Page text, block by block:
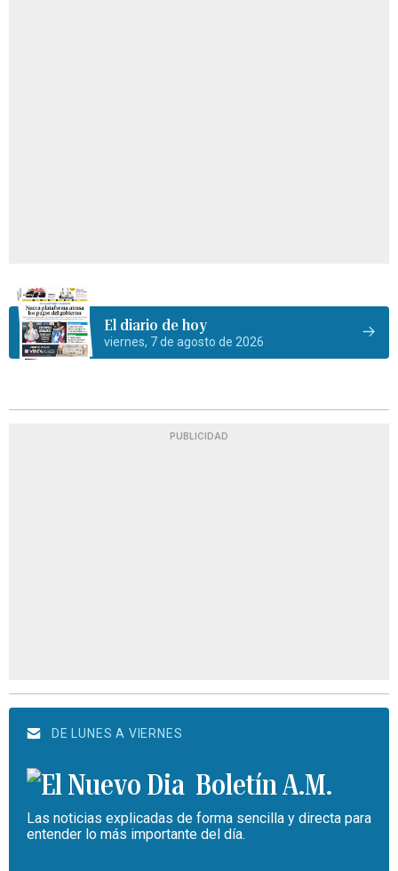
El diario de hoy
viernes, 7 de agosto de 2026
PUBLICIDAD
DE LUNES A VIERNES
Boletín A.M.
Las noticias explicadas de forma sencilla y directa para
entender lo más importante del día.